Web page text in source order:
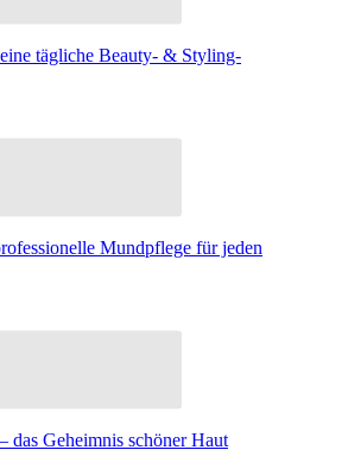
tägliche Beauty- & Styling-
Mundpflege für jeden
das Geheimnis schöner Haut